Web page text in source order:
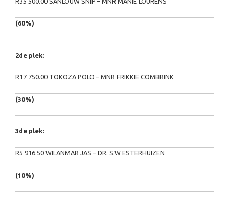
(60%)
2de plek:
R17 750.00 TOKOZA POLO – MNR FRIKKIE COMBRINK
(30%)
3de plek:
R5 916.50 WILANMAR JAS – DR. S.W ESTERHUIZEN
(10%)